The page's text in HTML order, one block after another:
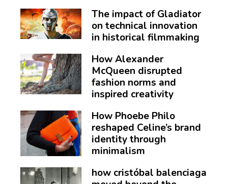
The impact of Gladiator
on technical innovation
in historical filmmaking
How Alexander
McQueen disrupted
fashion norms and
inspired creativity
How Phoebe Philo
reshaped Celine’s brand
identity through
minimalism
how cristóbal balenciaga